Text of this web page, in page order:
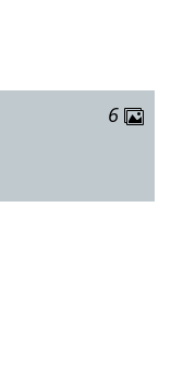
6 zdjęć